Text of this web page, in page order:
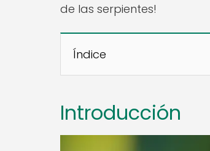
de las serpientes!
Índice
Introducción